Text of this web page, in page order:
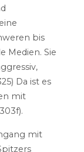
bis
Medien. Sie
Da ist es
mit
mit